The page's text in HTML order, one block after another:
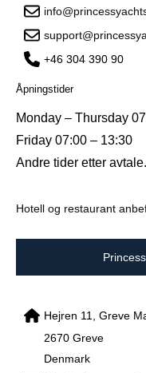
+46 304 390 90
Åpningstider
Monday – Thursday
Friday 07:00 – 13:30
Andre tider etter avtale.
Hotell og restaurant
Hejren 11, Greve
2670 Greve
Denmark